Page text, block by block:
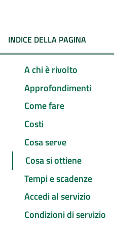
INDICE DELLA PAGINA
A chi è rivolto
Approfondimenti
Come fare
Costi
Cosa serve
Cosa si ottiene
Tempi e scadenze
Accedi al servizio
Condizioni di servizio